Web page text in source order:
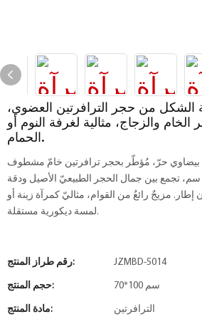
الشكل من حجر الترافرتين العضوي،
والزجاج، مثالية لغرفة النوم أو
الحمام.
بيضاوي حرّ، مُؤطّر بحجر ترافرتين خامّ مشطوف
الحواف، بمقاس 70×100 سم، تجمع بين جمال الحجر الطبيعيّ الأصيل ودقة
إطار. مزيجٌ رائعٌ من القوام، مثاليّ كمرآة زينة أو
لمسة ديكورية مستقلة.
رقم طراز المنتج: JZMBD-5014
حجم المنتج: 70*100 سم
مادة المنتج: الترافرتين